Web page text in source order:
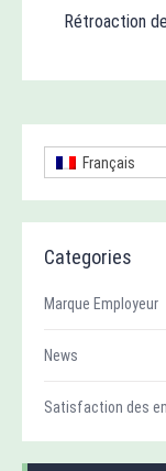
Rétroaction
Français
Categories
Marque Employeur
News
Satisfaction des